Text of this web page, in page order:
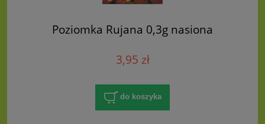
Poziomka Rujana 0,3g nasiona
3,95 zł
do koszyka